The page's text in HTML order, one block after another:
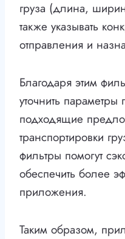
груза (длина,
также указывать
отправления и
Благодаря этим
уточнить
подходящие
транспортировки
фильтры помогут
обеспечить более
приложения.
Таким образом,